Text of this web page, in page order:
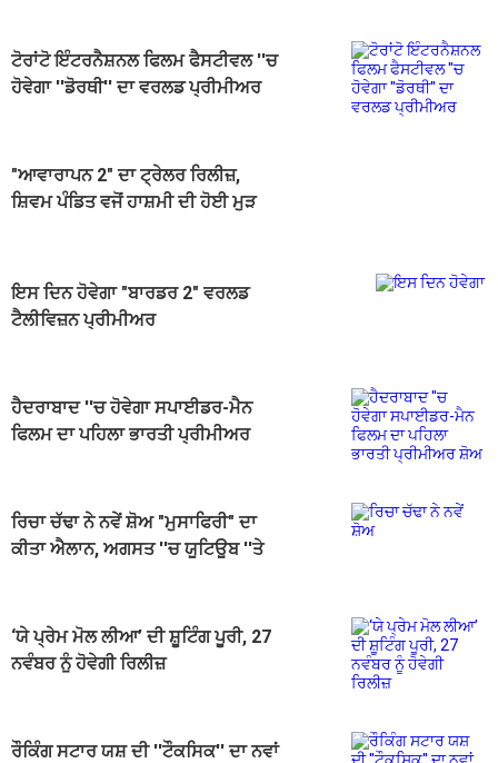
ਟੋਰਾਂਟੋ ਇੰਟਰਨੈਸ਼ਨਲ ਫਿਲਮ ਫੈਸਟੀਵਲ ''ਚ
ਹੋਵੇਗਾ ''ਡੋਰਥੀ'' ਦਾ ਵਰਲਡ ਪ੍ਰੀਮੀਅਰ
"ਆਵਾਰਾਪਨ 2" ਦਾ ਟ੍ਰੇਲਰ ਰਿਲੀਜ਼,
ਸ਼ਿਵਮ ਪੰਡਿਤ ਵਜੋਂ ਹਾਸ਼ਮੀ ਦੀ ਹੋਈ ਮੁੜ
ਇਸ ਦਿਨ ਹੋਵੇਗਾ "ਬਾਰਡਰ 2" ਵਰਲਡ
ਟੈਲੀਵਿਜ਼ਨ ਪ੍ਰੀਮੀਅਰ
ਹੈਦਰਾਬਾਦ ''ਚ ਹੋਵੇਗਾ ਸਪਾਈਡਰ-ਮੈਨ
ਫਿਲਮ ਦਾ ਪਹਿਲਾ ਭਾਰਤੀ ਪ੍ਰੀਮੀਅਰ
ਰਿਚਾ ਚੱਢਾ ਨੇ ਨਵੇਂ ਸ਼ੋਅ "ਮੁਸਾਫਿਰੀ" ਦਾ
ਕੀਤਾ ਐਲਾਨ, ਅਗਸਤ ''ਚ ਯੂਟਿਊਬ ''ਤੇ
‘ਯੇ ਪ੍ਰੇਮ ਮੋਲ ਲੀਆ’ ਦੀ ਸ਼ੂਟਿੰਗ ਪੂਰੀ, 27
ਨਵੰਬਰ ਨੂੰ ਹੋਵੇਗੀ ਰਿਲੀਜ਼
ਰੌਕਿੰਗ ਸਟਾਰ ਯਸ਼ ਦੀ ''ਟੌਕਸਿਕ'' ਦਾ ਨਵਾਂ